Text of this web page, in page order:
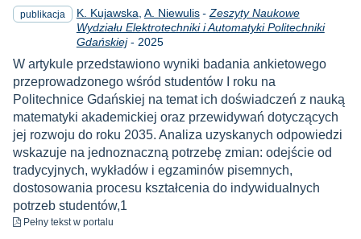
publikacja K. Kujawska A. Niewulis -Zeszyty Naukowe
Wydziału Elektrotechniki i Automatyki Politechniki
Gdańskiej- Rok
2025
W artykule przedstawiono wyniki badania ankietowego
przeprowadzonego wśród studentów I roku na
Politechnice Gdańskiej na temat ich doświadczeń z nauką
matematyki akademickiej oraz przewidywań dotyczących
jej rozwoju do roku 2035. Analiza uzyskanych odpowiedzi
wskazuje na jednoznaczną potrzebę zmian: odejście od
tradycyjnych, wykładów i egzaminów pisemnych,
dostosowania procesu kształcenia do indywidualnych
potrzeb studentów,1
Pełny tekstdo pobrania
w portalu